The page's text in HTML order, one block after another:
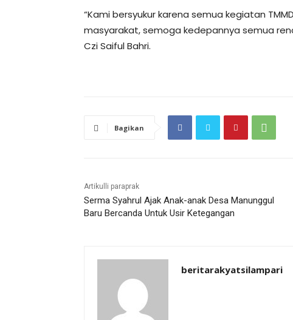
“Kami bersyukur karena semua kegiatan
masyarakat, semoga kedepannya semua
Czi Saiful Bahri.
Bagikan
Artikulli paraprak
Serma Syahrul Ajak Anak-anak Desa Manunggul
Baru Bercanda Untuk Usir Ketegangan
beritarakyatsilampari